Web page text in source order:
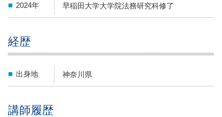
2024年 早稲田大学大学院法務研究科修了
経歴
出身地 神奈川県
講師履歴